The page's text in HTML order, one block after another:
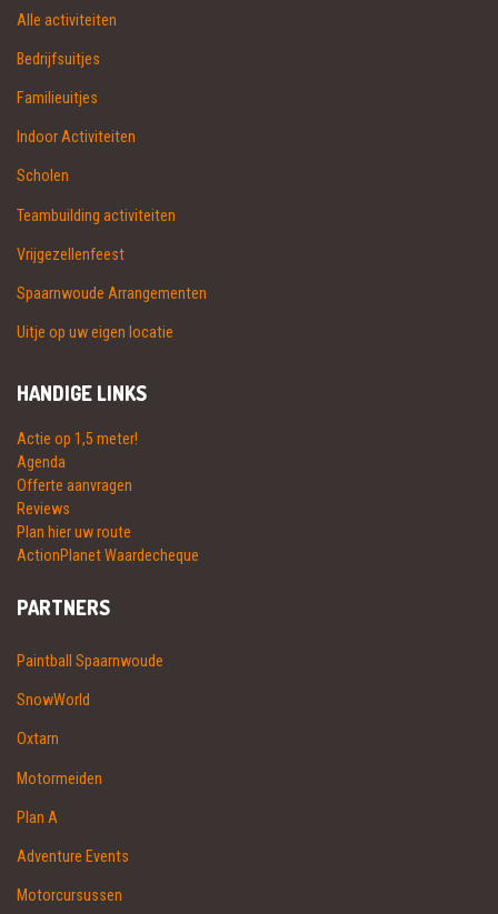
Alle activiteiten
Bedrijfsuitjes
Familieuitjes
Indoor Activiteiten
Scholen
Teambuilding activiteiten
Vrijgezellenfeest
Spaarnwoude Arrangementen
Uitje op uw eigen locatie
HANDIGE LINKS
Actie op 1,5 meter!
Agenda
Offerte aanvragen
Reviews
Plan hier uw route
ActionPlanet Waardecheque
PARTNERS
Paintball Spaarnwoude
SnowWorld
Oxtarn
Motormeiden
Plan A
Adventure Events
Motorcursussen